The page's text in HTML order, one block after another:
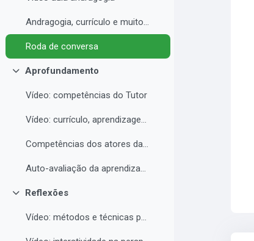
Andragogia, currículo e muito mais
Roda de conversa
Contrair
Aprofundamento
Vídeo: competências do Tutor
Vídeo: currículo, aprendizagem e docência para EAD
Competências dos atores da educação a distância professor, tutor e aluno
Auto-avaliação da aprendizagem
Contrair
Reflexões
Vídeo: métodos e técnicas para EAD